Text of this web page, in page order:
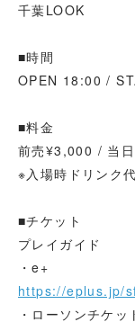
千葉LOOK
■時間
OPEN 18:00 /
■料金
前売¥3,000 / 当
※入場時ドリンク
■チケット
プレイガイド
・e+
https://eplus.jp/
・ローソンチケッ